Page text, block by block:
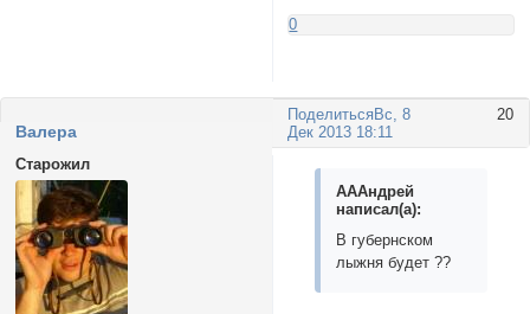
0
Поделиться 20
Вс, 8
Дек 2013 18:11
Валера
Старожил
АААндрей
написал(а):
В губернском
лыжня будет ??